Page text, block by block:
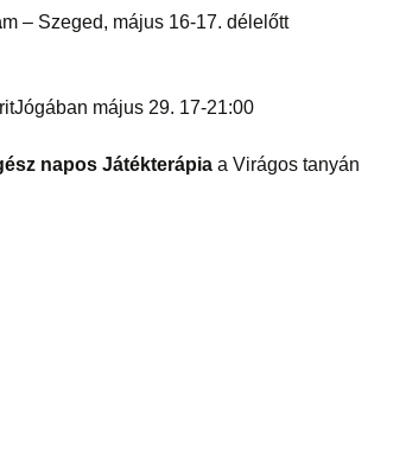
m – Szeged, május 16-17. délelőtt
május 29. 17-21:00
napos Játékterápia a Virágos tanyán